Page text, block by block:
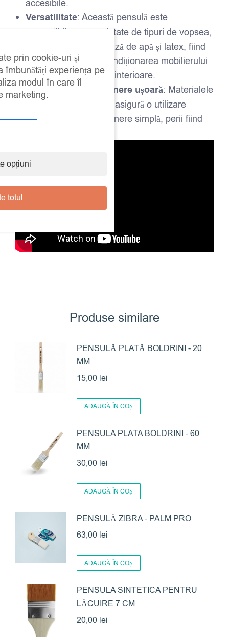
accesibile.
Versatilitate: Această pensulă este
compatibilă cu o varietate de tipuri de vopsea,
inclusiv acrilice, pe bază de apă și latex, fiind
excelentă pentru recondiționarea mobilierului
și decorarea detaliilor interioare.
Durabilitate și întreținere ușoară: Materialele
de calitate superioară asigură o utilizare
îndelungată și o întreținere simplă, perii fiind
Produse similare
PENSULĂ PLATĂ BOLDRINI - 20
MM
15,00 lei
ADAUGĂ ÎN COȘ
PENSULA PLATA BOLDRINI - 60
MM
30,00 lei
ADAUGĂ ÎN COȘ
PENSULĂ ZIBRA - PALM PRO
63,00 lei
ADAUGĂ ÎN COȘ
PENSULA SINTETICA PENTRU
LĂCUIRE 7 CM
20,00 lei
prin cookie-uri și
îmbunătăți experiența pe
modul în care îl
marketing.
opțiuni
totul